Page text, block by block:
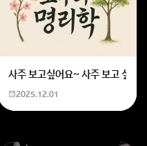
요.
하니까요.
꼭 필요한 건 아닙니다.
할때0하나 빼고 나누기 2하면
사주 보고싶어요~ 사주 보고 싶
2025.12.01